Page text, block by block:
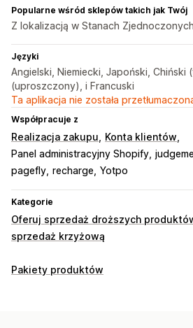
Popularne wśród sklepów takich jak Twój
Z lokalizacją w Stanach Zjednoczonych
Języki
Angielski, Niemiecki, Japoński, Chiński
(uproszczony), i Francuski
Ta aplikacja nie została
Współpracuje z
Realizacja zakupu
Konta klientów
Panel administracyjny Shopify judgeme
pagefly recharge Yotpo
Kategorie
Oferuj sprzedaż droższych
sprzedaż krzyżową
Dostosowanie
Pakiety produktów